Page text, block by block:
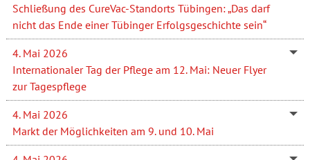
Schließung des CureVac-Standorts Tübingen: „Das darf
nicht das Ende einer Tübinger Erfolgsgeschichte sein“
4. Mai 2026
Internationaler Tag der Pflege am 12. Mai: Neuer Flyer
zur Tagespflege
4. Mai 2026
Markt der Möglichkeiten am 9. und 10. Mai